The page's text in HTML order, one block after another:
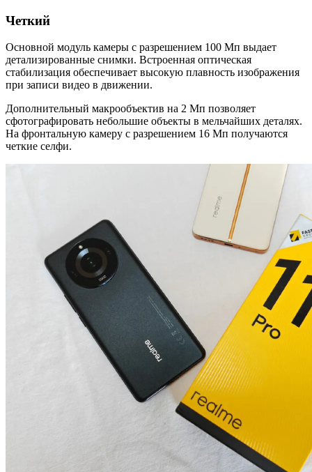
Четкий
Основной модуль камеры с разрешением 100 Мп выдает
детализированные снимки. Встроенная оптическая
стабилизация обеспечивает высокую плавность изображения
при записи видео в движении.
Дополнительный макрообъектив на 2 Мп позволяет
сфотографировать небольшие объекты в мельчайших деталях.
На фронтальную камеру с разрешением 16 Мп получаются
четкие селфи.